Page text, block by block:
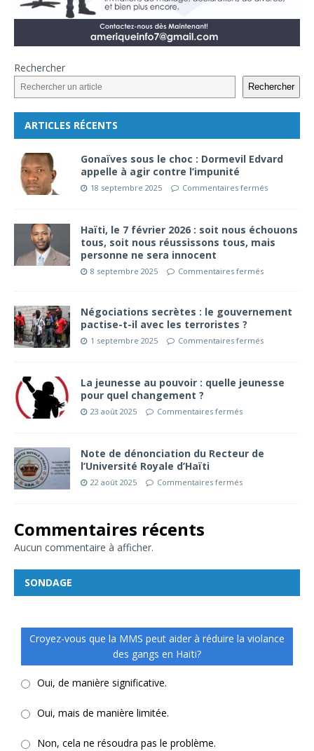
Rechercher
Rechercher
ARTICLES RÉCENTS
Gonaïves sous le choc : Dormevil Edvard
appelle à agir contre l’impunité
18 septembre 2025 Commentaires fermés
Haïti, le 7 février 2026 : soit nous échouons
tous, soit nous réussissons tous, mais
personne ne sera innocent
8 septembre 2025 Commentaires fermés
Négociations secrètes : le gouvernement
pactise-t-il avec les terroristes ?
1 septembre 2025 Commentaires fermés
La jeunesse au pouvoir : quelle jeunesse
pour quel changement ?
23 août 2025 Commentaires fermés
Note de dénonciation du Recteur de
l’Université Royale d’Haïti
22 août 2025 Commentaires fermés
Commentaires récents
Aucun commentaire à afficher.
SONDAGE
Croyez-vous que la MMS peut aider à réduire la violance
des gangs en Haïti?
Oui, de manière significative.
Oui, mais de manière limitée.
Non, cela ne résoudra pas le problème.